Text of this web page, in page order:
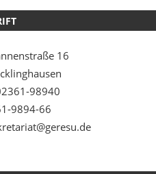
16
98940
9894-66